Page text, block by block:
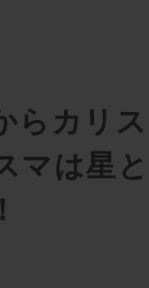
らカリ
マは星